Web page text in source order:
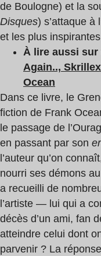
de Boulogne) et la
Disques) s’attaque à
et les plus
À lire aussi
Again..,
Ocean
Dans ce livre, le
fiction de Frank
le passage de
en passant par son
l’auteur qu’on
nourri ses démons
a recueilli de
l’artiste — lui qui a
décès d’un ami, fan
atteindre celui dont
parvenir ? La